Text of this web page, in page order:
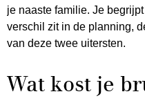
je naaste familie. Je
verschil zit in de planning,
van deze twee uitersten.
Wat kost je